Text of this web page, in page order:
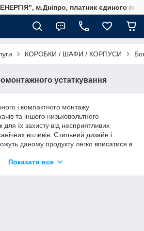
м.Дніпро, платник єдиного
КОРОБКИ / ШАФИ / КОРПУСИ
устаткування
і компактного монтажу
та іншого низьковольтного
їх захисту від несприятливих
впливів. Стильний дизайн і
даному продукту легко вписатися в
Показати все